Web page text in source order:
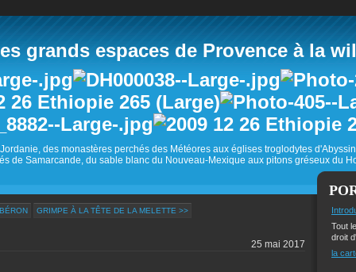
grands espaces de Provence à la
des monastères perchés des Météores aux églises troglodytes
de Samarcande, du sable blanc du Nouveau-Mexique aux pitons gréseux du
GRIMPE À LA TÊTE DE LA MELETTE >>
25 mai 2017
Tout
droit
la